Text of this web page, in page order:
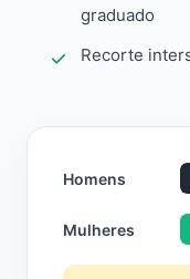
graduado
Recorte
Homens
Mulheres